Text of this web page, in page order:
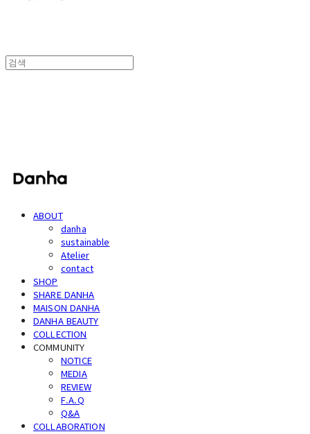
ABOUT
danha
sustainable
Atelier
contact
SHOP
SHARE DANHA
MAISON DANHA
DANHA BEAUTY
COLLECTION
COMMUNITY
NOTICE
MEDIA
REVIEW
F.A.Q
Q&A
COLLABORATION